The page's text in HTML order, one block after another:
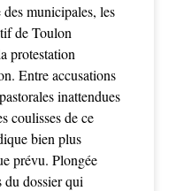
municipales, les
de Toulon
protestation
Entre accusations
inattendues
coulisses de ce
bien plus
prévu. Plongée
du dossier qui